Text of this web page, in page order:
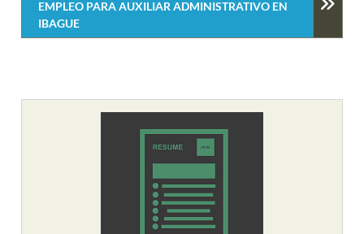
EMPLEO PARA AUXILIAR ADMINISTRATIVO EN
IBAGUE